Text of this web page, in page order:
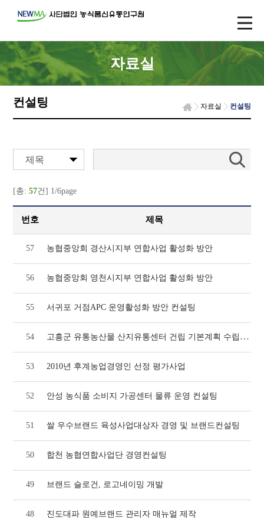
자료실
컨설팅 자료실 컨설팅
제목
[총:57건] 1/6page
번호 제목
57 농협중앙회 경산시지부 연합사업 활성화 방안
56 농협중앙회 영천시지부 연합사업 활성화 방안
55 서귀포 거점APC 운영활성화 방안 컨설팅
54 고흥군 유통농산물 산지유통센터 건립 기본계획 수립방안 연구
53 2010년 후계농업경영인 선정 평가사업
52 안성 농식품 소비지 가공센터 물류 운영 컨설팅
51 쌀 우수브랜드 육성사업대상자 경영 및 브랜드컨설팅
50 합천 농협연합사업단 경영컨설팅
49 브랜드 슬로건, 로고네이밍 개발
48 진도대파 원예브랜드 관리자 매뉴얼 제작